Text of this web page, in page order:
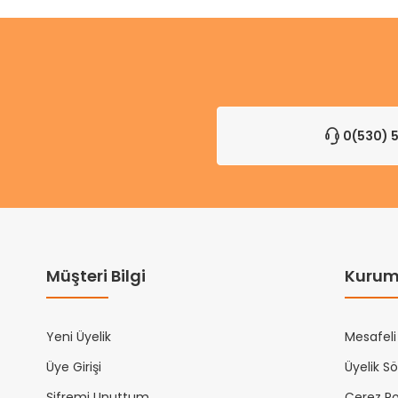
0(530)
Müşteri Bilgi
Yeni Üyelik
Üye Girişi
Mesafeli
Üyelik